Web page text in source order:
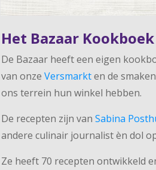
Het Bazaar Kookboek
De Bazaar heeft een eigen
van onze Versmarkten de
ons terrein hun winkel hebben.
De recepten zijn van Sabina
andere culinair journalist èn dol
Ze heeft 70 recepten ontwikkeld